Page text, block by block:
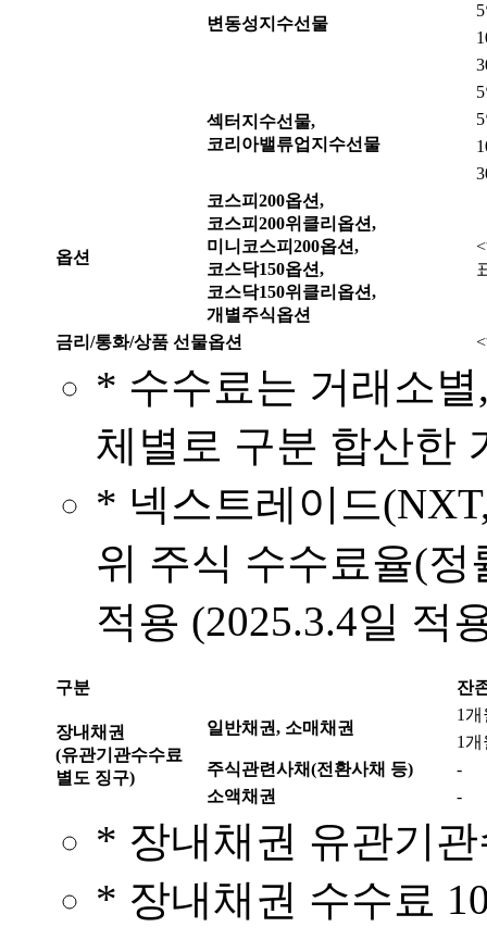
변동성지수선물
섹터지수선물,
코리아밸류업지수선물
옵션
코스피200옵션,
코스피200위클리옵션,
미니코스피200옵션,
코스닥150옵션,
코스닥150위클리옵션,
개별주식옵션
금리/통화/상품 선물옵션
* 수수료는 거래소
체별로 구분 합산한
* 넥스트레이드
위 주식 수수료율(정
적용 (2025.3.4일 적
구분 잔
장내채권
(유관기관수수료
별도 징구)
일반채권, 소매채권
1
1
주식관련사채(전환사채 등)
-
소액채권
-
* 장내채권 유관기관
* 장내채권 수수료